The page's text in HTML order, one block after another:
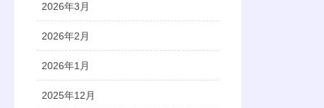
2026年3月
2026年2月
2026年1月
2025年12月